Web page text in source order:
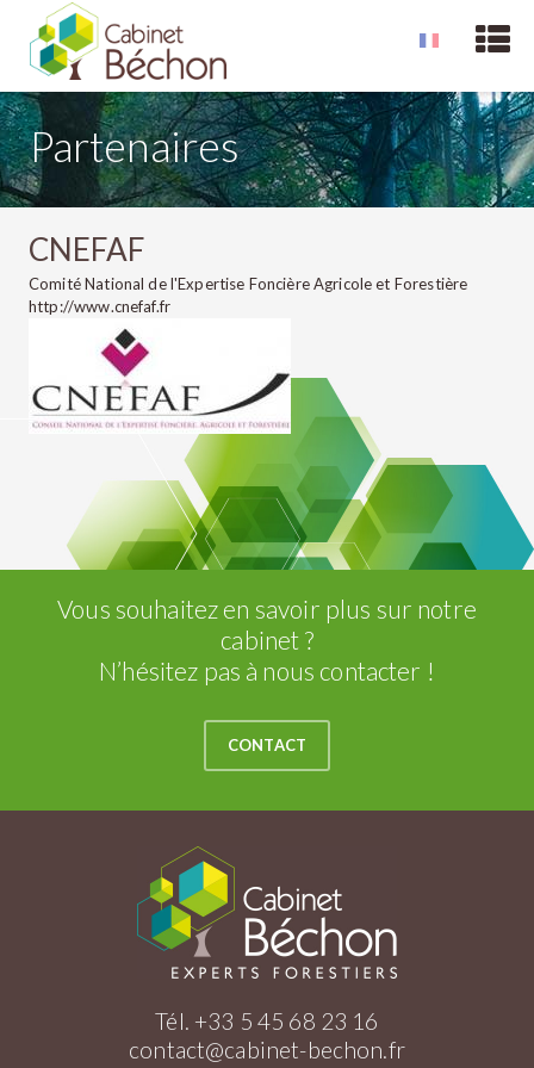
Partenaires
CNEFAF
Comité National de l'Expertise Foncière Agricole et Forestière
http://www.cnefaf.fr
Vous souhaitez en savoir plus sur notre
cabinet ?
N’hésitez pas à nous contacter !
CONTACT
Tél. +33 5 45 68 23 16
contact@cabinet-bechon.fr